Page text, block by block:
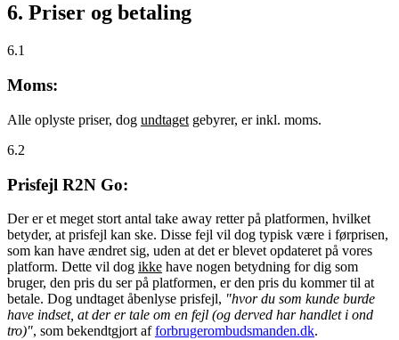
6. Priser og betaling
6.1
Moms:
Alle oplyste priser, dog undtaget gebyrer, er inkl. moms.
6.2
Prisfejl R2N Go:
Der er et meget stort antal take away retter på platformen, hvilket
betyder, at prisfejl kan ske. Disse fejl vil dog typisk være i førprisen,
som kan have ændret sig, uden at det er blevet opdateret på vores
platform. Dette vil dog ikke have nogen betydning for dig som
bruger, den pris du ser på platformen, er den pris du kommer til at
betale. Dog undtaget åbenlyse prisfejl, "hvor du som kunde burde
have indset, at der er tale om en fejl (og derved har handlet i ond
tro)", som bekendtgjort afforbrugerombudsmanden.dk.